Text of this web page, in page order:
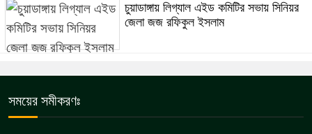
চুয়াডাঙ্গায় লিগ্যাল এইড কমিটির সভায় সিনিয়র
জেলা জজ রফিকুল ইসলাম
সময়ের সমীকরণঃ